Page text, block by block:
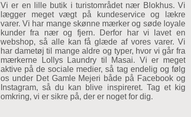
Vi er en lille butik i turistområdet nær Blokhus. Vi
lægger meget vægt på kundeservice og lækre
varer. Vi har mange skønne mærker og søde loyale
kunder fra nær og fjern. Derfor har vi lavet en
webshop, så alle kan få glæde af vores varer. Vi
har dametøj til mange aldre og typer, hvor vi går fra
mærkerne Lollys Laundry til Masai. Vi er meget
aktive på de sociale medier, så tag endelig og følg
os under Det Gamle Mejeri både på Facebook og
Instagram, så du kan blive inspireret. Tag et kig
omkring, vi er sikre på, der er noget for dig.